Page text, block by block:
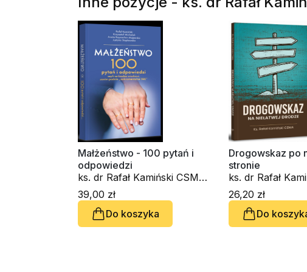
Małżeństwo - 100 pytań i
odpowiedzi
ks. dr Rafał Kamiński CSM,
Krzysztof Michalak, Aneta
Rayzacher-Majewska,
Justyna Stępkowska
39,00 zł
Do koszyka
Drogowskaz po
stronie
ks. dr Rafał
26,20 zł
Do